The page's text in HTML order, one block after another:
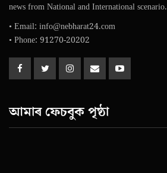
news from National and International scenario.
• Email: info@nebharat24.com
• Phone: 91270-20202
আমাৰ ফেচবুক পৃষ্ঠা